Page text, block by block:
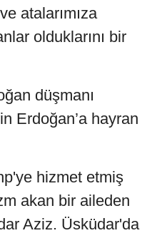
atalarımıza
olduklarını bir
düşmanı
Erdoğan’a hayran
hizmet etmiş
akan bir aileden
Aziz. Üsküdar'da